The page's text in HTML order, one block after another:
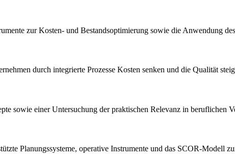
zur Kosten- und Bestandsoptimierung sowie die Anwendung
durch integrierte Prozesse Kosten senken und die Qualität
sowie einer Untersuchung der praktischen Relevanz in beruflichen
Planungssysteme, operative Instrumente und das SCOR-Modell